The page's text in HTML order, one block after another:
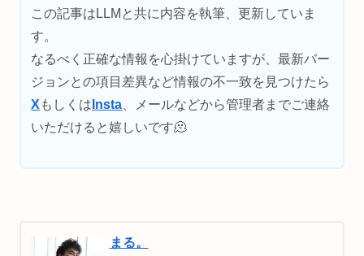
この記事はLLMと共に内容を執筆、更新していま
す。
なるべく正確な情報を心掛けていますが、最新バー
ジョンとの項目差異など情報の不一致を見つけたら
X もしくは Insta 、メールなどから管理者までご連絡
いただけると嬉しいです🫠
まる。